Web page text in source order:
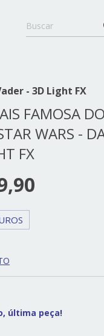
- 3D Light FX
FAMOSA
WARS -
FX
última peça!